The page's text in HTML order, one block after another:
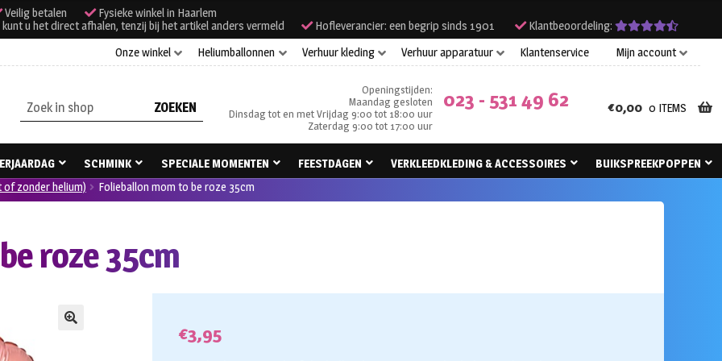
Veilig betalen
Fysieke winkel in Haarlem
u het direct afhalen, tenzij bij het artikel anders vermeld
Hofleverancier: een begrip sinds 1901
Klantbeoordeling:
Onze winkel
Heliumballonnen Verhuur kleding Verhuur apparatuur Klantenservice Mijn account
Zoeken
naar:
Openingstijden:
Maandag gesloten
Dinsdag tot en met Vrijdag 9:00 tot 18:00 uur
Zaterdag 9:00 tot 17:00 uur
023 - 531 49 62 €0,00 0 ITEMS
SCHMINK SPECIALE MOMENTEN FEESTDAGEN VERKLEEDKLEDING & ACCESSOIRES
BUIKSPREEKPOPPEN
of zonder helium) Folieballon mom to be roze 35cm
roze 35cm
€3,95